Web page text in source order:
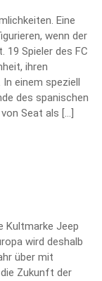
Eine
wenn der
19 Spieler des FC
ihren
einem speziell
des spanischen
Seat als […]
Kultmarke Jeep
wird deshalb
über mit
Zukunft der